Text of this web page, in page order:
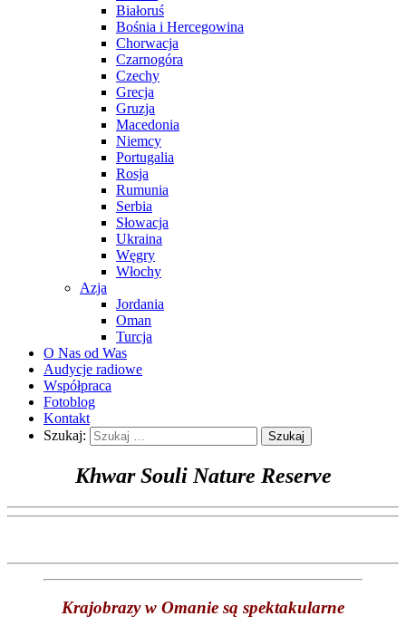
Białoruś
Bośnia i Hercegowina
Chorwacja
Czarnogóra
Czechy
Grecja
Gruzja
Macedonia
Niemcy
Portugalia
Rosja
Rumunia
Serbia
Słowacja
Ukraina
Węgry
Włochy
Azja
Jordania
Oman
Turcja
O Nas od Was
Audycje radiowe
Współpraca
Fotoblog
Kontakt
Szukaj:
Khwar Souli Nature Reserve
Krajobrazy w Omanie są spektakularne